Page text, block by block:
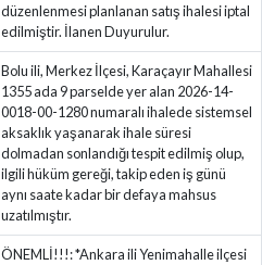
düzenlenmesi planlanan satış ihalesi iptal
edilmiştir. İlanen Duyurulur.
Bolu ili, Merkez İlçesi, Karaçayır Mahallesi
1355 ada 9 parselde yer alan 2026-14-
0018-00-1280 numaralı ihalede sistemsel
aksaklık yaşanarak ihale süresi
dolmadan sonlandığı tespit edilmiş olup,
ilgili hüküm gereği, takip eden iş günü
aynı saate kadar bir defaya mahsus
uzatılmıştır.
ÖNEMLİ!!!: *Ankara ili Yenimahalle ilçesi